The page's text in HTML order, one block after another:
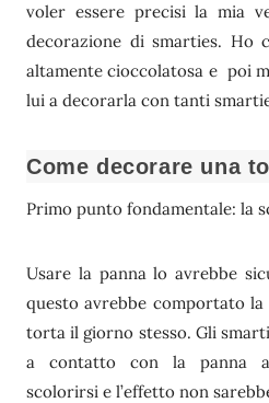
voler essere precisi la mia
decorazione di smarties. Ho
altamente cioccolatosa e poi
lui a decorarla con tanti
Come decorare una
Primo punto fondamentale: la
Usare la panna lo avrebbe
questo avrebbe comportato
torta il giorno stesso. Gli
a contatto con la panna
scolorirsi e l’effetto non